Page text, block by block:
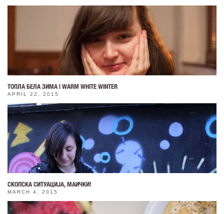
ТОПЛА БЕЛА ЗИМА | WARM WHITE WINTER
APRIL 22, 2015
СКОПСКА СИТУАЦИЈА, МАИЧКИ!
MARCH 4, 2015